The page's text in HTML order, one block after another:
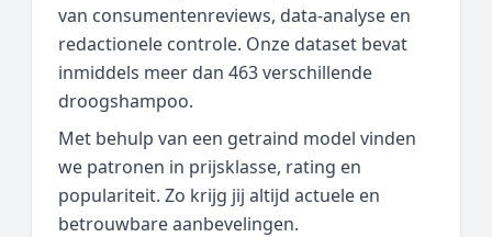
van consumentenreviews, data‑analyse en
redactionele controle. Onze dataset bevat
inmiddels meer dan 463 verschillende
droogshampoo.
Met behulp van een getraind model vinden
we patronen in prijsklasse, rating en
populariteit. Zo krijg jij altijd actuele en
betrouwbare aanbevelingen.